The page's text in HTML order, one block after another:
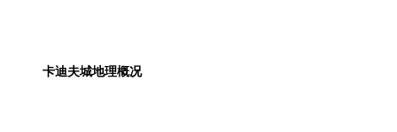
卡迪夫城地理概况